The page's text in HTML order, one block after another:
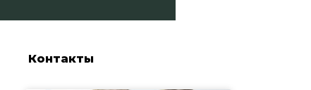
Контакты